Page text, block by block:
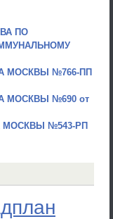
ПО
МОСКВЫ №766-ПП
МОСКВЫ №690 от
МОСКВЫ №543-РП